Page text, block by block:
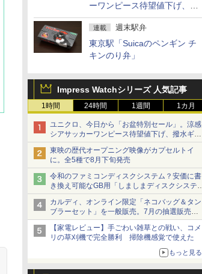
ーワンピース待望値下げ、撥
水ギアショーツは1990円に
連載 週末駅弁
東京駅「Suicaのペンギン チ
キンのり弁」
Impress Watchシリーズ 人気記事
1時間 24時間 1週間 1カ月
ユニクロ、今日から「お盆特別セール」。涼感
シアサッカーワンピース待望値下げ、撥水ギア
ショーツは1990円に
東映の歴代オープニング映像がカプセルトイ
に。全5種で8月下旬発売
令和のファミコンディスクシステム？安価に書
き換え可能なGB用「しましまディスクシステ
ム」
カルディ、オンライン限定「ネコバッグ＆タン
ブラーセット」を一般販売。7月の抽選販売の
当選無効分
【家電レビュー】手ごわい雑草との戦い、コメ
リの草刈機で完全勝利 掃除機感覚で使えた
もっと見る